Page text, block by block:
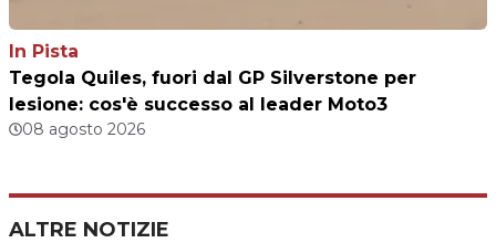
In Pista
Tegola Quiles, fuori dal GP Silverstone per
lesione: cos'è successo al leader Moto3
08 agosto 2026
ALTRE NOTIZIE